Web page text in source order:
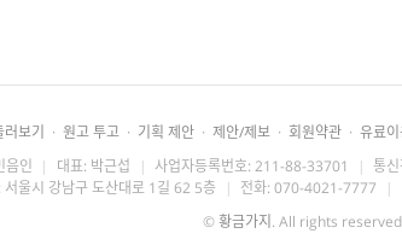
보기 · 원고 투고 · 기획 제안 · 제안/제보 · 회원약관 · 유료
음인 | 대표: 박근섭 | 사업자등록번호: 211-88-33701 | 통
서울시 강남구 도산대로 1길 62 5층 | 전화: 070-4021-7777 |
©황금가지 . All rights